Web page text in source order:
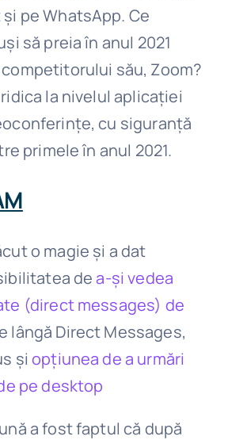
pe WhatsApp. Ce
să preia în anul 2021
său, Zoom?
ridica la nivelul aplicației
cu siguranță
primele în anul 2021.
o magie și a dat
dea-și vedea
(direct messages) de
lângă Direct Messages,
șiopțiunea de a urmări
pe desktop
a fost faptul că după